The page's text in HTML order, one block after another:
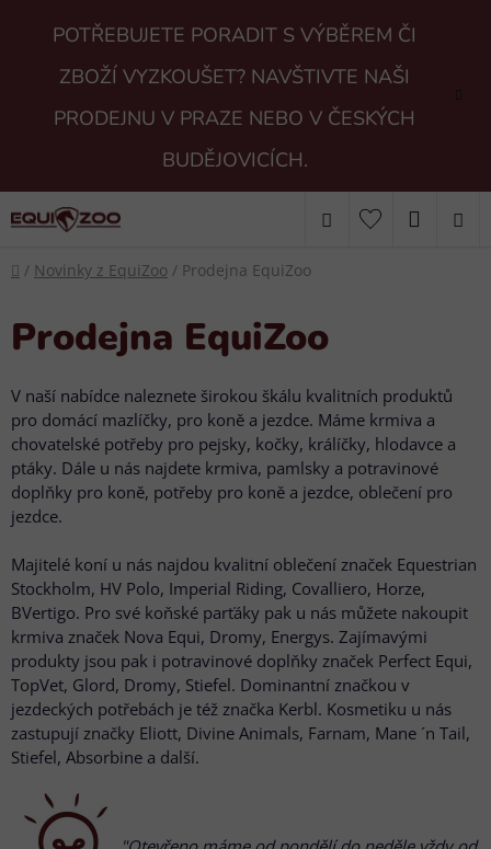
POTŘEBUJETE PORADIT S VÝBĚREM ČI
ZBOŽÍ VYZKOUŠET? NAVŠTIVTE NAŠI
PRODEJNU V PRAZE NEBO V ČESKÝCH
BUDĚJOVICÍCH.
Hledat
Domů
/ Novinky z EquiZoo / Prodejna EquiZoo
Prodejna EquiZoo
V naší nabídce naleznete širokou škálu kvalitních produktů
pro domácí mazlíčky, pro koně a jezdce. Máme krmiva a
chovatelské potřeby pro pejsky, kočky, králíčky, hlodavce a
ptáky. Dále u nás najdete krmiva, pamlsky a potravinové
doplňky pro koně, potřeby pro koně a jezdce, oblečení pro
jezdce.
Majitelé koní u nás najdou kvalitní oblečení značek Equestrian
Stockholm, HV Polo, Imperial Riding, Covalliero, Horze,
BVertigo. Pro své koňské parťáky pak u nás můžete nakoupit
krmiva značek Nova Equi, Dromy, Energys. Zajímavými
produkty jsou pak i potravinové doplňky značek Perfect Equi,
TopVet, Glord, Dromy, Stiefel. Dominantní značkou v
jezdeckých potřebách je též značka Kerbl. Kosmetiku u nás
zastupují značky Eliott, Divine Animals, Farnam, Mane ´n Tail,
Stiefel, Absorbine a další.